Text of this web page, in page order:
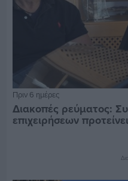
Πριν 6 ημέρες
Διακοπές ρεύματος:
επιχειρήσεων